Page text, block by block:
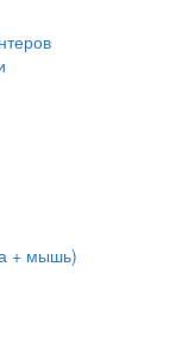
+ мышь)